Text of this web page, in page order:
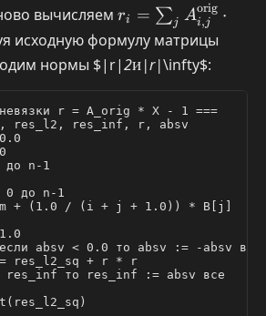
вычисляем r_i = \sum_j
\cdot x_j - b_i
ri = ∑j Ai,j
orig ⋅
исходную формулу матрицы
нормы $|r|2и
и|r|\infty$:
r = A_orig * X - 1 ===
res_l2, res_inf, r, absv
до n-1
0 до n-1
+ (1.0 / (i + j + 1.0)) * B[j]   |
absv < 0.0 то absv := -absv все
res_l2_sq + r * r
res_inf то res_inf := absv все